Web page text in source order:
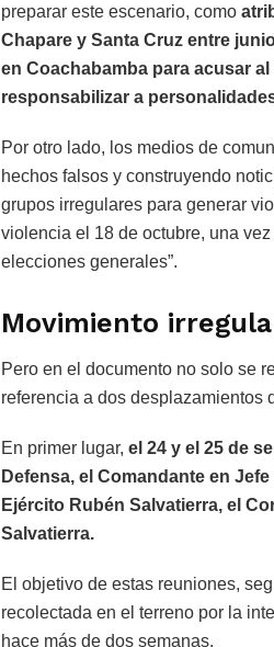
preparar este escenario, como
Chapare y Santa Cruz entre
en Coachabamba para acusar
responsabilizar a
Por otro lado, los medios de
hechos falsos y construyendo
grupos irregulares para generar
violencia el 18 de octubre, una
elecciones generales”.
Movimiento
Pero en el documento no solo se
referencia a dos desplazamientos
En primer lugar, el 24 y el 25 de
Defensa, el Comandante en
Ejército Rubén Salvatierra, el
Salvatierra.
El objetivo de estas reuniones,
recolectada en el terreno por la
hace más de dos semanas.